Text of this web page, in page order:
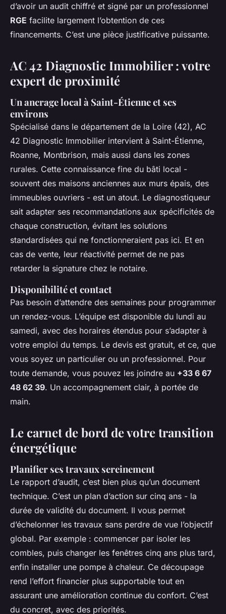
d’avoir un audit chiffré et signé par un professionnel
RGE facilite largement l’obtention de ces
financements. C’est une pièce justificative puissante.
AC 42 Diagnostic Immobilier : votre
expert de proximité
Un ancrage local à Saint-Étienne et ses
environs
Spécialisé dans le département de la Loire (42), AC
42 Diagnostic Immobilier intervient à Saint-Étienne,
Roanne, Montbrison, mais aussi dans les zones
rurales. Cette connaissance fine du bâti local -
souvent des maisons anciennes aux murs épais, des
immeubles ouvriers - est un atout. Le diagnostiqueur
sait adapter ses recommandations aux spécificités de
chaque construction, évitant les solutions
standardisées qui ne fonctionneraient pas ici. Et en
cas de vente, leur réactivité permet de ne pas
retarder la signature chez le notaire.
Disponibilité et contact
Pas besoin d’attendre des semaines pour programmer
un rendez-vous. L’équipe est disponible du lundi au
samedi, avec des horaires étendus pour s’adapter à
votre emploi du temps. Le devis est gratuit, et ce, que
vous soyez un particulier ou un professionnel. Pour
toute demande, vous pouvez les joindre au +33 6 67
48 62 39. Un accompagnement clair, à portée de
main.
Le carnet de bord de votre transition
énergétique
Planifier ses travaux sereinement
Le rapport d’audit, c’est bien plus qu’un document
technique. C’est un plan d’action sur cinq ans - la
durée de validité du document. Il vous permet
d’échelonner les travaux sans perdre de vue l’objectif
global. Par exemple : commencer par isoler les
combles, puis changer les fenêtres cinq ans plus tard,
enfin installer une pompe à chaleur. Ce découpage
rend l’effort financier plus supportable tout en
assurant une amélioration continue du confort. C’est
du concret, avec des priorités.